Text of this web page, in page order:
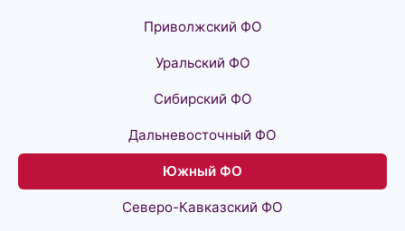
Приволжский ФО
Уральский ФО
Сибирский ФО
Дальневосточный ФО
Южный ФО
Северо-Кавказский ФО